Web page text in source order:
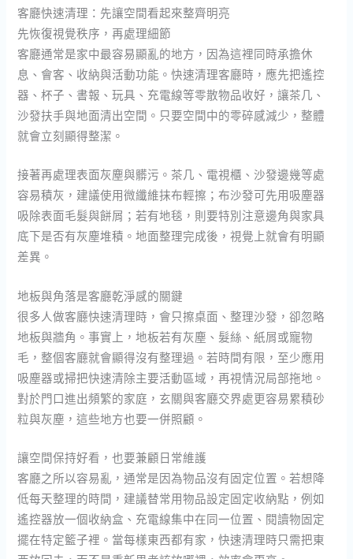
客廳快速清理：先讓空間看起來整齊明亮
先恢復視覺秩序，再處理細節
客廳通常是家中最容易顯亂的地方，因為這裡同時承擔休
息、會客、收納與活動功能。快速清理客廳時，應先把遙控
器、杯子、書報、玩具、充電線等零散物品收好，讓茶几、
沙發扶手與地面清出空間。只要空間中的零碎感減少，整體
就會立刻顯得整潔。
接著再處理表面灰塵與髒污。茶几、電視櫃、沙發邊幾等處
容易積灰，建議使用微纖維抹布輕擦；布沙發可先用吸塵器
吸除表面毛髮與餅屑；若有地毯，則要特別注意邊角與家具
底下是否有灰塵堆積。地面整理完成後，視覺上就會有明顯
差異。
地板與角落是客廳乾淨感的關鍵
很多人做客廳快速清理時，會只擦桌面、整理沙發，卻忽略
地板與牆角。事實上，地板若有灰塵、髮絲、紙屑或寵物
毛，整個客廳就會顯得沒有整理過。若時間有限，至少應用
吸塵器或掃把快速清除主要活動區域，再視情況局部拖地。
對於門口進出頻繁的家庭，玄關與客廳交界處更容易累積砂
粒與灰塵，這些地方也要一併照顧。
讓空間保持好看，也要兼顧日常維護
客廳之所以容易亂，通常是因為物品沒有固定位置。若想降
低每天整理的時間，建議替常用物品設定固定收納點，例如
遙控器放一個收納盒、充電線集中在同一位置、閱讀物固定
擺在特定籃子裡。當每樣東西都有家，快速清理時只需把東